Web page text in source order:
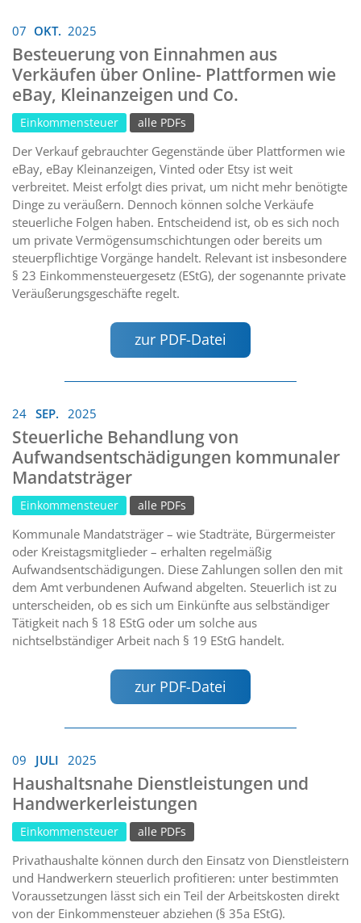
07 OKT. 2025
Besteuerung von Einnahmen aus
Verkäufen über Online- Plattformen wie
eBay, Kleinanzeigen und Co.
Einkommensteuer alle PDFs
Der Verkauf gebrauchter Gegenstände über Plattformen wie
eBay, eBay Kleinanzeigen, Vinted oder Etsy ist weit
verbreitet. Meist erfolgt dies privat, um nicht mehr benötigte
Dinge zu veräußern. Dennoch können solche Verkäufe
steuerliche Folgen haben. Entscheidend ist, ob es sich noch
um private Vermögensumschichtungen oder bereits um
steuerpflichtige Vorgänge handelt. Relevant ist insbesondere
§ 23 Einkommensteuergesetz (EStG), der sogenannte private
Veräußerungsgeschäfte regelt.
zur PDF-Datei
24 SEP. 2025
Steuerliche Behandlung von
Aufwandsentschädigungen kommunaler
Mandatsträger
Einkommensteuer alle PDFs
Kommunale Mandatsträger – wie Stadträte, Bürgermeister
oder Kreistagsmitglieder – erhalten regelmäßig
Aufwandsentschädigungen. Diese Zahlungen sollen den mit
dem Amt verbundenen Aufwand abgelten. Steuerlich ist zu
unterscheiden, ob es sich um Einkünfte aus selbständiger
Tätigkeit nach § 18 EStG oder um solche aus
nichtselbständiger Arbeit nach § 19 EStG handelt.
zur PDF-Datei
09 JULI 2025
Haushaltsnahe Dienstleistungen und
Handwerkerleistungen
Einkommensteuer alle PDFs
Privathaushalte können durch den Einsatz von Dienstleistern
und Handwerkern steuerlich profitieren: unter bestimmten
Voraussetzungen lässt sich ein Teil der Arbeitskosten direkt
von der Einkommensteuer abziehen (§ 35a EStG).